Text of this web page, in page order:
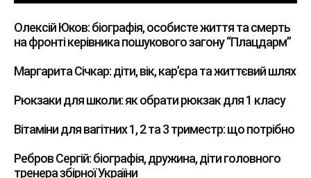
Олексій Юков: біографія, особисте життя та смерть
на фронті керівника пошукового загону “Плацдарм”
Маргарита Січкар: діти, вік, кар’єра та життєвий шлях
Рюкзаки для школи: як обрати рюкзак для 1 класу
Вітаміни для вагітних 1, 2 та 3 триместр: що потрібно
Ребров Сергій: біографія, дружина, діти головного
тренера збірної України